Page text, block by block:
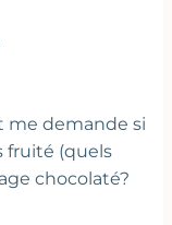
me demande si
fruité (quels
chocolaté?